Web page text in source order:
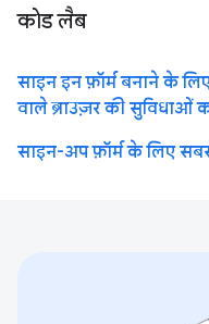
कोड लैब
साइन इन फ़ॉर्म बनाने के
वाले ब्राउज़र की सुविधाओं
साइन-अप फ़ॉर्म के लिए